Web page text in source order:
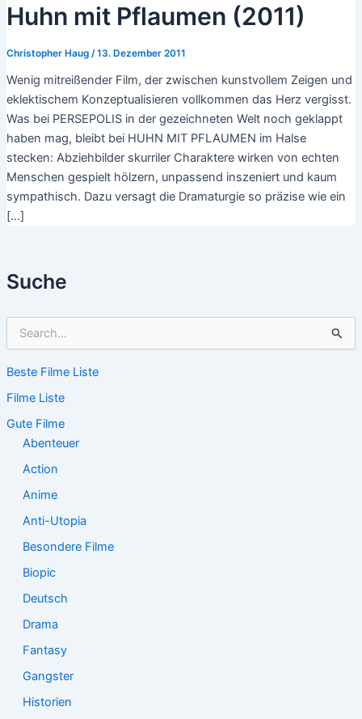
Suche
h
n
n
Beste Filme Liste
Filme Liste
Gute Filme
Abenteuer
Action
Anime
Anti-Utopia
Besondere Filme
Biopic
Deutsch
Drama
Fantasy
Gangster
Historien
Huhn mit Pflaumen (2011)
Christopher Haug /13. Dezember 2011
Wenig mitreißender Film, der zwischen kunstvollem Zeigen und
eklektischem Konzeptualisieren vollkommen das Herz vergisst.
Was bei PERSEPOLIS in der gezeichneten Welt noch geklappt
haben mag, bleibt bei HUHN MIT PFLAUMEN im Halse
stecken: Abziehbilder skurriler Charaktere wirken von echten
Menschen gespielt hölzern, unpassend inszeniert und kaum
sympathisch. Dazu versagt die Dramaturgie so präzise wie ein
[…]